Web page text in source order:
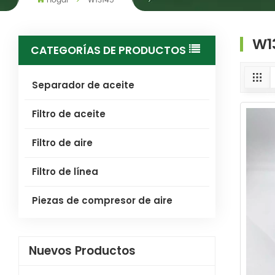
CATEGORÍAS DE PRODUCTOS
Separador de aceite
Filtro de aceite
Filtro de aire
Filtro de línea
Piezas de compresor de aire
Nuevos Productos